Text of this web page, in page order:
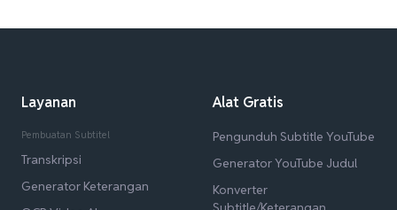
Layanan
Pembuatan Subtitel
Transkripsi
Generator Keterangan
Alat Gratis
Pengunduh Subtitle YouTube
Generator YouTube Judul
Konverter